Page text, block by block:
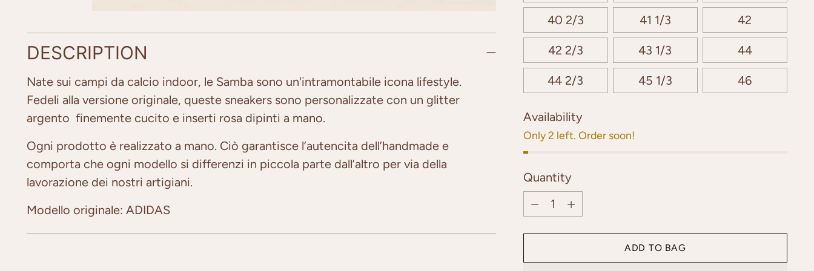
DESCRIPTION
Nate sui campi da calcio indoor, le Samba sono un'intramontabile icona lifestyle.
Fedeli alla versione originale, queste sneakers sono personalizzate con un glitter
argento finemente cucito e inserti rosa dipinti a mano.
Ogni prodotto è realizzato a mano. Ciò garantisce l’autencita dell’handmade e
comporta che ogni modello si differenzi in piccola parte dall’altro per via della
lavorazione dei nostri artigiani.
Modello originale: ADIDAS
40 2/3 41 1/3 42
42 2/3 43 1/3 44
44 2/3 45 1/3 46
Availability
Only 2 left. Order soon!
Quantity
Quantity
ADD TO BAG